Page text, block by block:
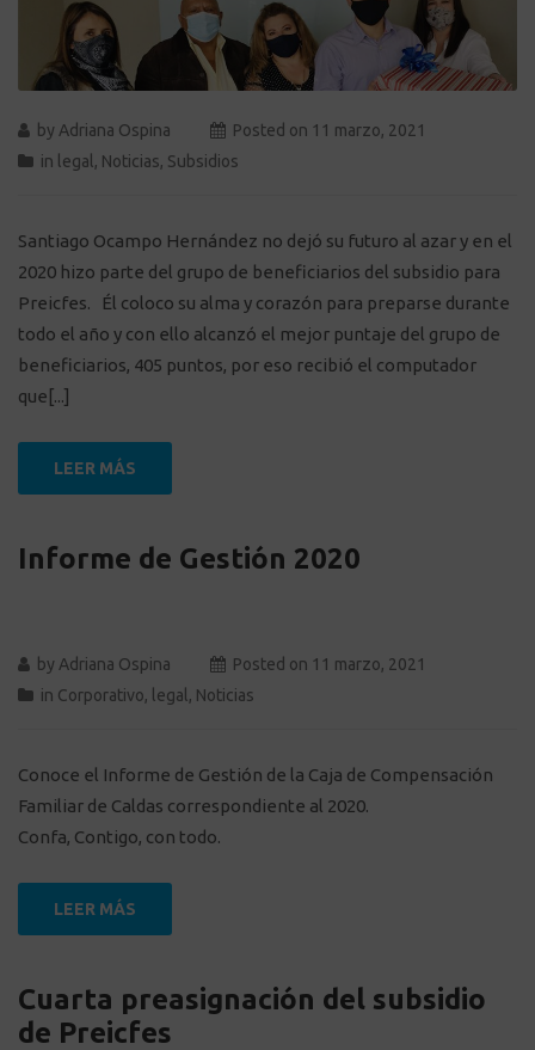
by Adriana Ospina Posted on 11 marzo, 2021
in legal , Noticias, Subsidios
Santiago Ocampo Hernández no dejó su futuro al azar y en el
2020 hizo parte del grupo de beneficiarios del subsidio para
Preicfes. Él coloco su alma y corazón para preparse durante
todo el año y con ello alcanzó el mejor puntaje del grupo de
beneficiarios, 405 puntos, por eso recibió el computador
que[...]
LEER MÁS
Informe de Gestión 2020
by Adriana Ospina Posted on 11 marzo, 2021
in Corporativo, legal , Noticias
Conoce el Informe de Gestión de la Caja de Compensación
Familiar de Caldas correspondiente al 2020.
Confa, Contigo, con todo.
LEER MÁS
Cuarta preasignación del subsidio
de Preicfes